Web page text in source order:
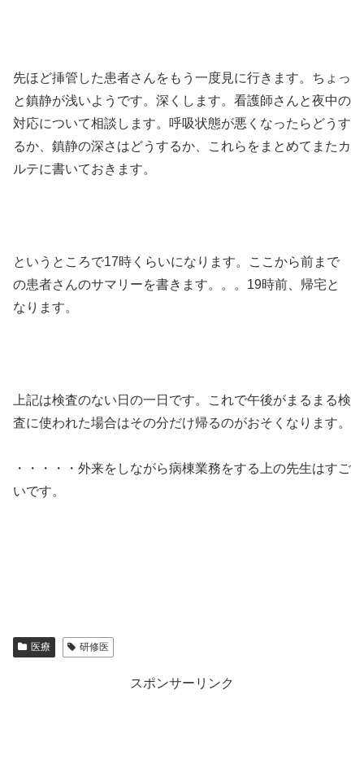
先ほど挿管した患者さんをもう一度見に行きます。ちょっ
と鎮静が浅いようです。深くします。看護師さんと夜中の
対応について相談します。呼吸状態が悪くなったらどうす
るか、鎮静の深さはどうするか、これらをまとめてまたカ
ルテに書いておきます。
というところで17時くらいになります。ここから前まで
の患者さんのサマリーを書きます。。。19時前、帰宅と
なります。
上記は検査のない日の一日です。これで午後がまるまる検
査に使われた場合はその分だけ帰るのがおそくなります。
・・・・・外来をしながら病棟業務をする上の先生はすご
いです。
医療 研修医
スポンサーリンク